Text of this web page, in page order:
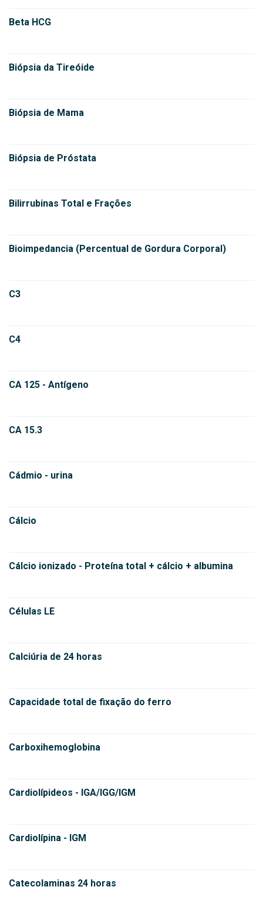
Beta HCG
Biópsia da Tireóide
Biópsia de Mama
Biópsia de Próstata
Bilirrubinas Total e Frações
Bioimpedancia (Percentual de Gordura Corporal)
C3
C4
CA 125 - Antígeno
CA 15.3
Cádmio - urina
Cálcio
Cálcio ionizado - Proteína total + cálcio + albumina
Células LE
Calciúria de 24 horas
Capacidade total de fixação do ferro
Carboxihemoglobina
Cardiolípideos - IGA/IGG/IGM
Cardiolípina - IGM
Catecolaminas 24 horas